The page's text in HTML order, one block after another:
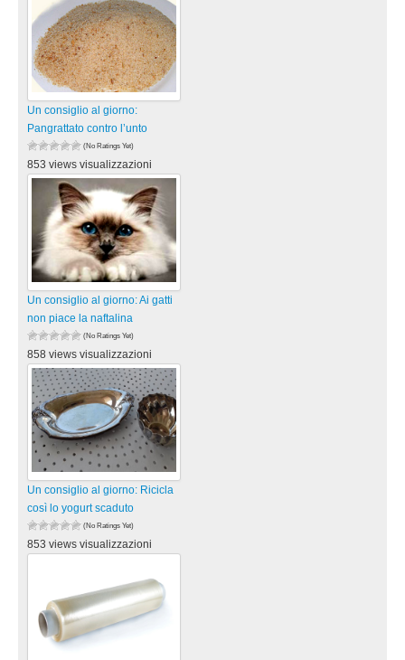
Un consiglio al giorno:
Pangrattato contro l’unto
(No Ratings Yet)
853 views visualizzazioni
Un consiglio al giorno: Ai gatti
non piace la naftalina
(No Ratings Yet)
858 views visualizzazioni
Un consiglio al giorno: Ricicla
così lo yogurt scaduto
(No Ratings Yet)
853 views visualizzazioni